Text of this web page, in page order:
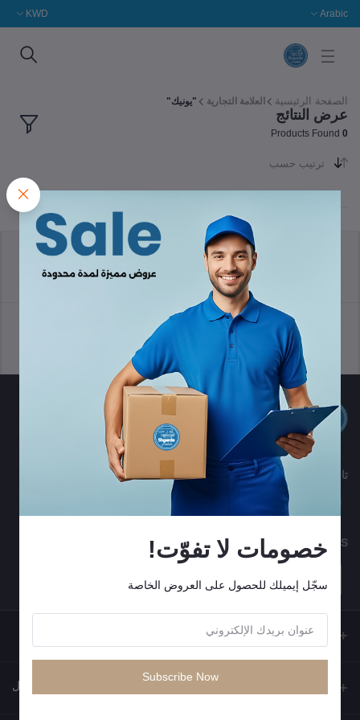
Arabic
KWD
الصفحة الرئيسية العلامة التجارية "يونيك"
عرض النتائج
0
ترتيب حسب
الشروط والأحكام
سياسة الإرجاع
سياسة الدعم سياسة الخصوصية
تابعنا
MOBILE APPS
جهات الاتصال
خصومات لا تفوّت!
سجّل إيميلك للحصول على العروض الخاصة
Subscribe Now